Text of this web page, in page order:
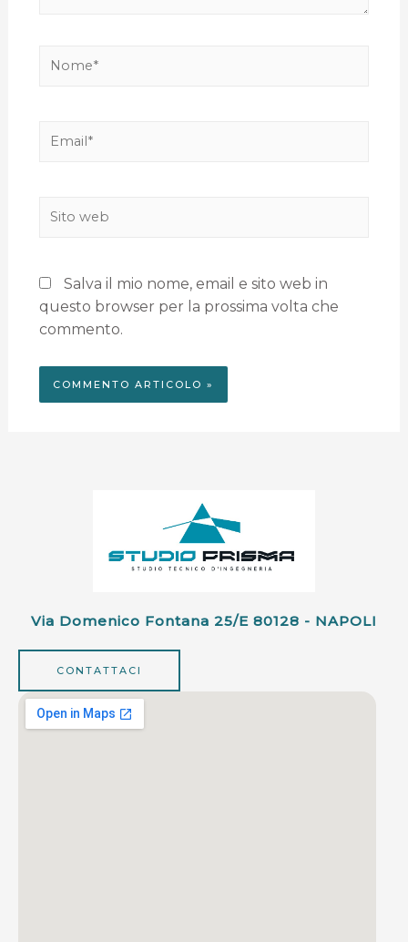
Salva il mio nome, email e sito web in
questo browser per la prossima volta che
commento.
Via Domenico Fontana 25/e 80128 - NAPOLI
CONTATTACI